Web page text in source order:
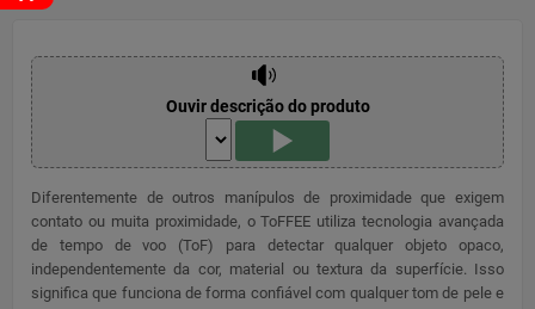
Ouvir descrição do produto
Diferentemente de outros manípulos de proximidade que exigem
contato ou muita proximidade, o ToFFEE utiliza tecnologia avançada
de tempo de voo (ToF) para detectar qualquer objeto opaco,
independentemente da cor, material ou textura da superfície. Isso
significa que funciona de forma confiável com qualquer tom de pele e